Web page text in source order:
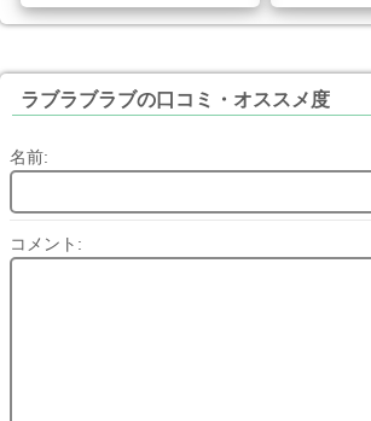
ラブラブラブの口コミ・オススメ度
名前:
コメント: